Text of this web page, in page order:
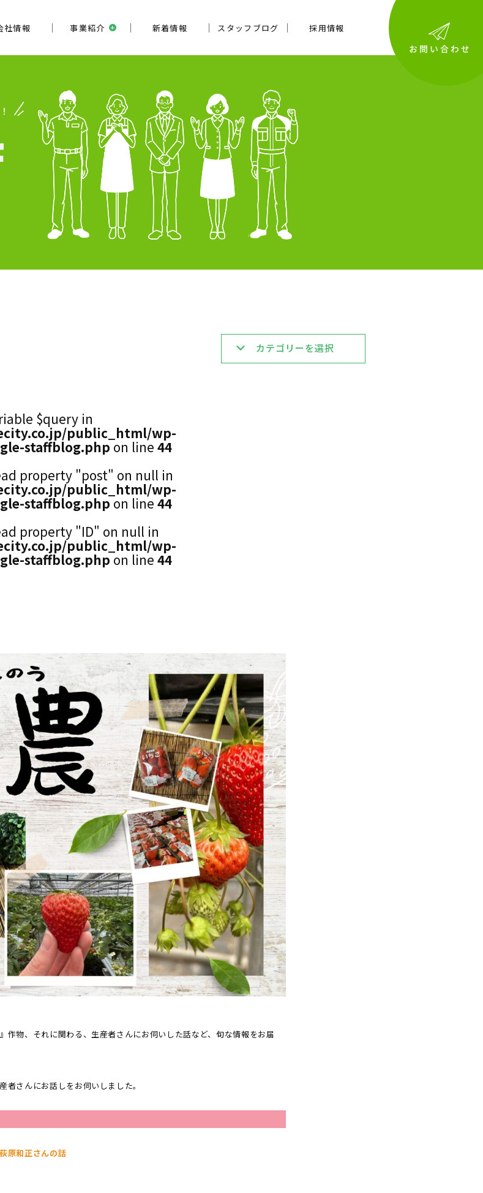
社情報 事業紹介 新着情報 スタッフブログ 採用情報
カテゴリーを選択
$query in
public_html/wp-
staffblog.php on line 44
property "post" on null in
public_html/wp-
staffblog.php on line 44
property "ID" on null in
public_html/wp-
staffblog.php on line 44
作物、それに関わる、生産者さんにお伺いした話など、旬な情報をお届
さんにお話しをお伺いしました。
和正さんの話